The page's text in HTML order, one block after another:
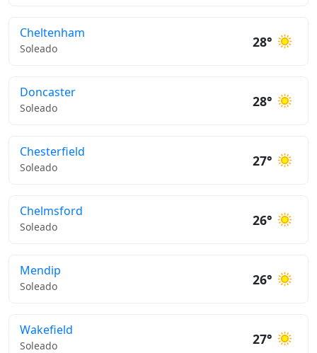
Cheltenham
Soleado 28°
Doncaster
Soleado 28°
Chesterfield
Soleado 27°
Chelmsford
Soleado 26°
Mendip
Soleado 26°
Wakefield
Soleado 27°